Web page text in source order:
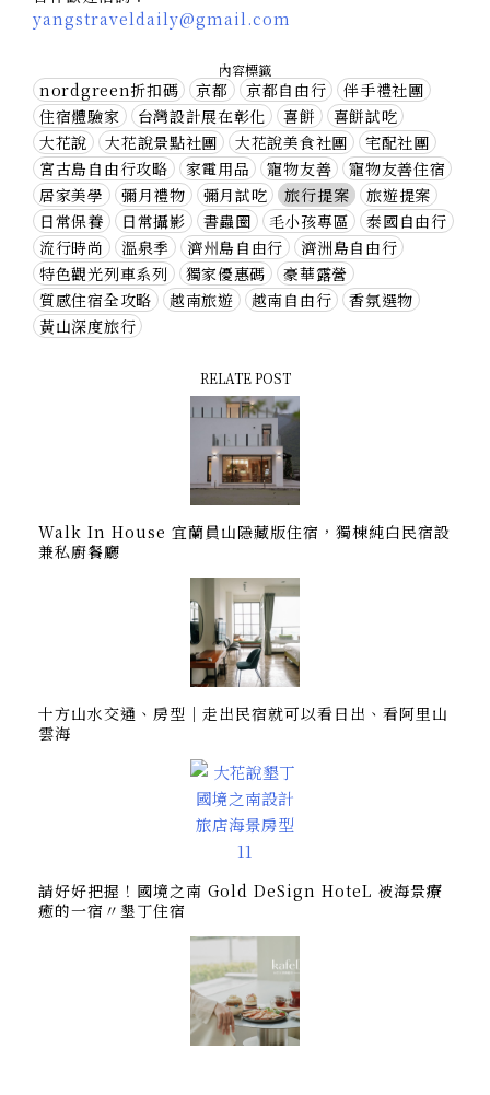
yangstraveldaily@gmail.com
內容標籤
nordgreen折扣碼 京都 京都自由行
伴手禮社團
住宿體驗家
台灣設計展在彰化 喜餅
喜餅試吃
大花說
大花說景點社團 大花說美食社團
宅配社團
宮古島自由行攻略
家電用品 寵物友善
寵物友善住宿
居家美學
彌月禮物 彌月試吃 旅行提案
旅遊提案
日常保養
日常攝影 書蟲圈 毛小孩專區
泰國自由行
流行時尚
溫泉季 濟州島自由行
濟洲島自由行
特色觀光列車系列
獨家優惠碼
豪華露營
質感住宿全攻略
越南旅遊 越南自由行
香氛選物
黃山深度旅行
RELATE POST
Walk In House 宜蘭員山隱藏版住宿，獨棟純白民宿設
兼私廚餐廳
十方山水交通、房型｜走出民宿就可以看日出、看阿里山
雲海
請好好把握！國境之南 Gold DeSign HoteL 被海景療
癒的一宿〃墾丁住宿